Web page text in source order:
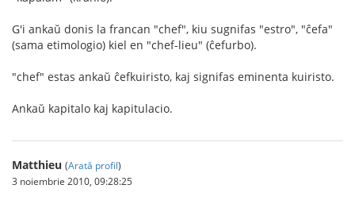
G'i ankaŭ donis la francan "chef", kiu sugnifas "estro", "ĉefa"
(sama etimologio) kiel en "chef-lieu" (ĉefurbo).
"chef" estas ankaŭ ĉefkuiristo, kaj signifas eminenta kuiristo.
Ankaŭ kapitalo kaj kapitulacio.
Matthieu (Arată profil)
3 noiembrie 2010, 09:28:25